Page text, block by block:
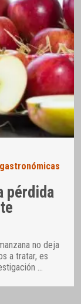
pérdida
no deja
a tratar, es